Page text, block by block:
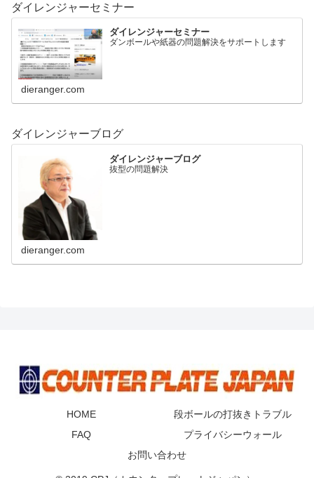
ダイレンジャーセミナー
ダイレンジャーセミナー
ダンボールや紙器の問題解決をサポートします
dieranger.com
ダイレンジャーブログ
ダイレンジャーブログ
抜型の問題解決
dieranger.com
HOME
段ボールの打抜きトラブル
FAQ
プライバシーウォール
お問い合わせ